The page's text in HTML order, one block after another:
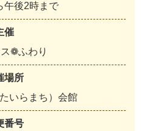
午後2時まで
催
❁ふわり
場所
いらまち）会館
番号